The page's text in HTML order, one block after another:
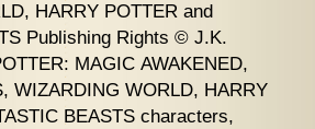
HARRY POTTER and
Publishing Rights © J.K.
MAGIC AWAKENED,
WIZARDING WORLD, HARRY
BEASTS characters,